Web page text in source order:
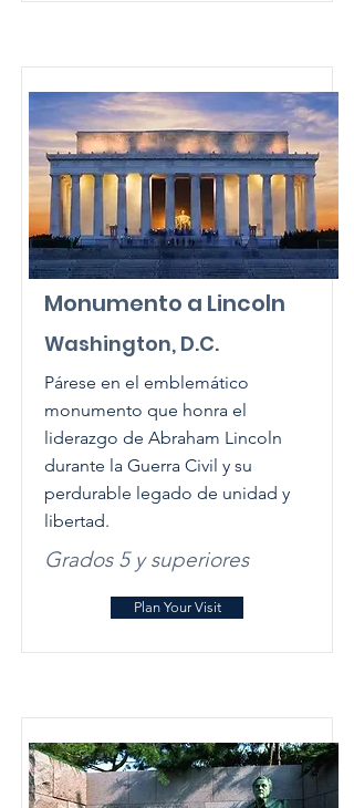
Monumento a Lincoln
Washington, D.C.
Párese en el emblemático
monumento que honra el
liderazgo de Abraham Lincoln
durante la Guerra Civil y su
perdurable legado de unidad y
libertad.
Grados 5 y superiores
Plan Your Visit